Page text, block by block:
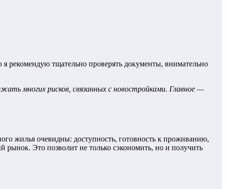
рекомендую тщательно проверять документы, внимательно
многих рисков, связанных с новостройками. Главное —
жилья очевидны: доступность, готовность к проживанию,
Это позволит не только сэкономить, но и получить